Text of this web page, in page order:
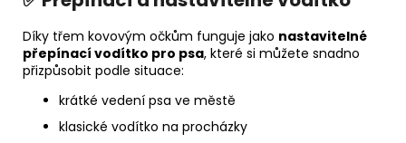
Díky třem kovovým očkům funguje jako nastavitelné
přepínací vodítko pro psa, které si můžete snadno
přizpůsobit podle situace:
krátké vedení psa ve městě
klasické vodítko na procházky